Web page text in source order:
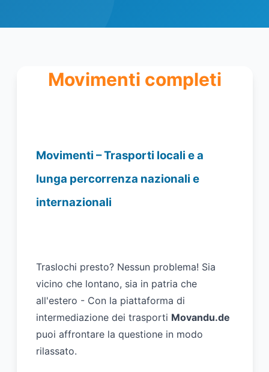
Movimenti completi
Movimenti – Trasporti locali e a
lunga percorrenza nazionali e
internazionali
Traslochi presto? Nessun problema! Sia
vicino che lontano, sia in patria che
all'estero - Con la piattaforma di
intermediazione dei trasporti Movandu.de
puoi affrontare la questione in modo
rilassato.